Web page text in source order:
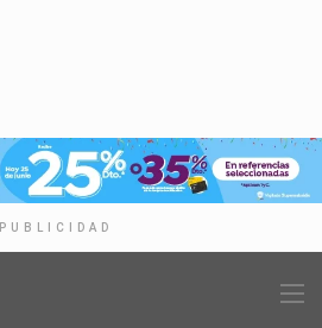
PUBLICIDAD